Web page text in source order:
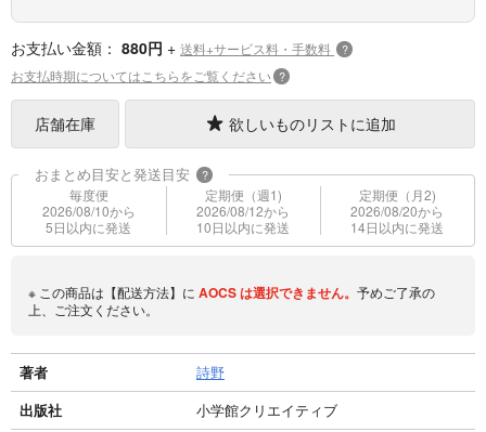
お支払い金額： 880円 + 送料+サービス料・手数料 ?
お支払時期についてはこちらをご覧ください ?
店舗在庫 欲しいものリストに追加
おまとめ目安と発送目安 ?
毎度便
2026/08/10から
5日以内に発送
定期便（週1)
2026/08/12から
10日以内に発送
定期便（月2)
2026/08/20から
14日以内に発送
※ この商品は【配送方法】に AOCSは選択できません。 予めご了承の
上、ご注文ください。
著者
詩野
出版社
小学館クリエイティブ